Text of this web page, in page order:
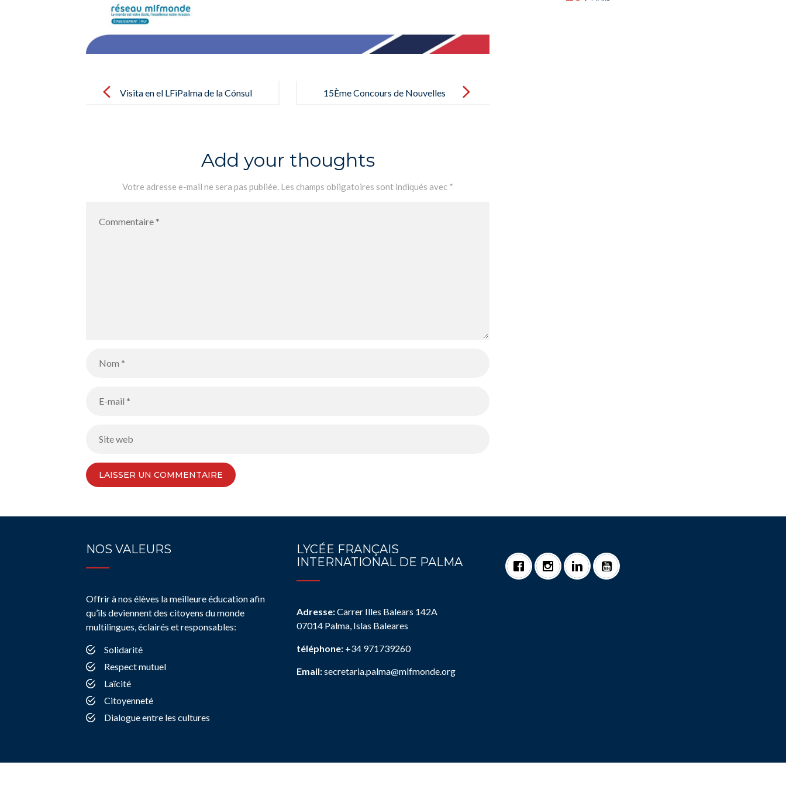
navigationVisita en el LFiPalma de la Cónsul
15Ème Concours de Nouvelles
Add your thoughts
Votre adresse e-mail ne sera pas publiée. Les champs obligatoires sont indiqués avec *
NOS VALEURS
Offrir à nos élèves la meilleure éducation afin
qu’ils deviennent des citoyens du monde
multilingues, éclairés et responsables:
Solidarité
Respect mutuel
Laïcité
Citoyenneté
Dialogue entre les cultures
LYCÉE FRANÇAIS
INTERNATIONAL DE PALMA
Adresse:Carrer Illes Balears 142A
07014 Palma, Islas Baleares
téléphone: +34 971739260
Email:secretaria.palma@mlfmonde.org